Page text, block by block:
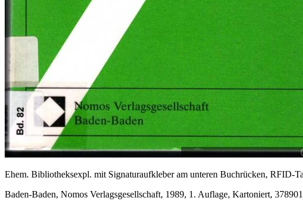
Ehem. Bibliotheksexpl. mit Signaturaufkleber am unteren Buchrücken, RFID-
Baden-Baden, Nomos Verlagsgesellschaft, 1989, 1. Auflage, Kartoniert,